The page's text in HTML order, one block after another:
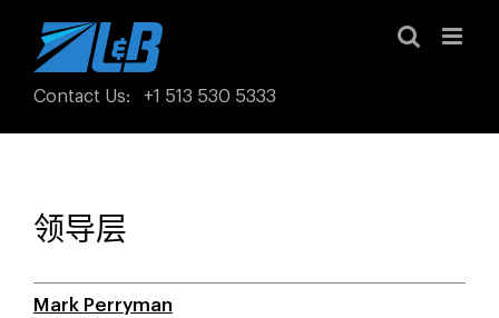
content
Contact Us: +1 513 530 5333
领导层
Mark Perryman